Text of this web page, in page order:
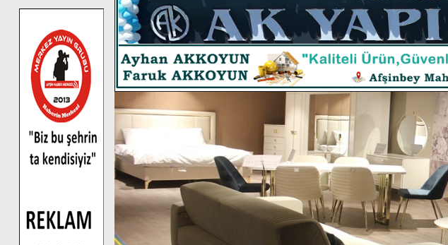
14:05
Madrigal, Perşembe Günü KAFUM’da Sahne Alacak.
7:39
KEDİNİZ Mİ VAR?
4:58
İklim Dirençli Tarım İçin Güç Birliği.